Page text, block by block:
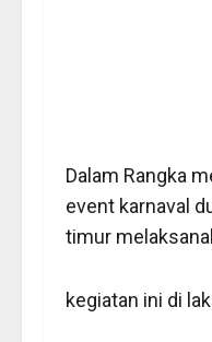
Dalam Rangka
event karnaval
timur
kegiatan ini di